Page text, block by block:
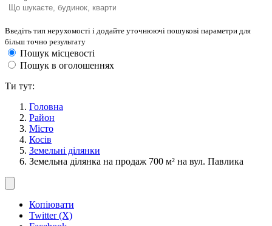
Введіть тип нерухомості і додайте уточнюючі пошукові параметри для
більш точно результату
Пошук місцевості
Пошук в оголошеннях
Ти тут:
Головна
Район
Місто
Косів
Земельні ділянки
Земельна ділянка на продаж 700 м² на вул. Павлика
Копіювати
Twitter (X)